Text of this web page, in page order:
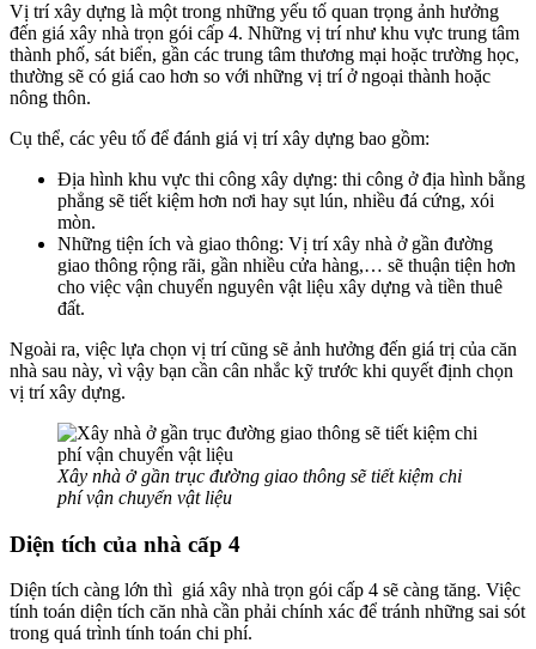
Vị trí xây dựng là một trong những yếu tố quan trọng ảnh hưởng
đến giá xây nhà trọn gói cấp 4. Những vị trí như khu vực trung tâm
thành phố, sát biển, gần các trung tâm thương mại hoặc trường học,
thường sẽ có giá cao hơn so với những vị trí ở ngoại thành hoặc
nông thôn.
Cụ thể, các yêu tố để đánh giá vị trí xây dựng bao gồm:
Địa hình khu vực thi công xây dựng: thi công ở địa hình bằng
phẳng sẽ tiết kiệm hơn nơi hay sụt lún, nhiều đá cứng, xói
mòn.
Những tiện ích và giao thông: Vị trí xây nhà ở gần đường
giao thông rộng rãi, gần nhiều cửa hàng,… sẽ thuận tiện hơn
cho việc vận chuyển nguyên vật liệu xây dựng và tiền thuê
đất.
Ngoài ra, việc lựa chọn vị trí cũng sẽ ảnh hưởng đến giá trị của căn
nhà sau này, vì vậy bạn cần cân nhắc kỹ trước khi quyết định chọn
vị trí xây dựng.
Xây nhà ở gần trục đường giao thông sẽ tiết kiệm chi
phí vận chuyển vật liệu
Diện tích của nhà cấp 4
Diện tích càng lớn thì giá xây nhà trọn gói cấp 4 sẽ càng tăng. Việc
tính toán diện tích căn nhà cần phải chính xác để tránh những sai sót
trong quá trình tính toán chi phí.